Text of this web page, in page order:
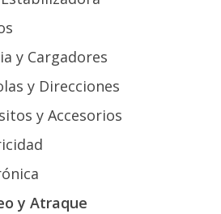
y Cargadores
y Direcciones
y Accesorios
y Atraque